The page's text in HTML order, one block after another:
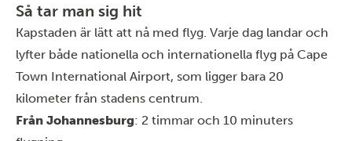
Så tar man sig hit
Kapstaden är lätt att nå med flyg. Varje dag landar och
lyfter både nationella och internationella flyg på Cape
Town International Airport, som ligger bara 20
kilometer från stadens centrum.
Från Johannesburg: 2 timmar och 10 minuters